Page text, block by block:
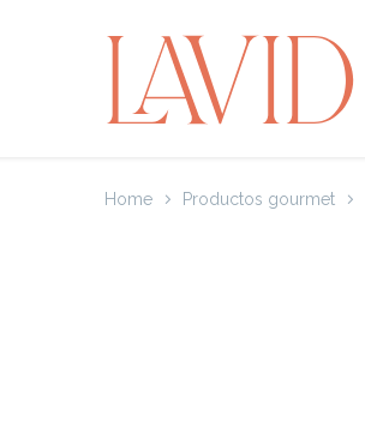
Home Productos gourmet